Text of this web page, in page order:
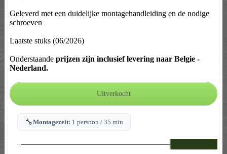
Geleverd met een duidelijke montagehandleiding en de nodige
schroeven
Laatste stuks (06/2026)
Onderstaande prijzen zijn inclusief levering naar Belgie -
Nederland.
🔧Montagezeit: 1 persoon / 35 min
--